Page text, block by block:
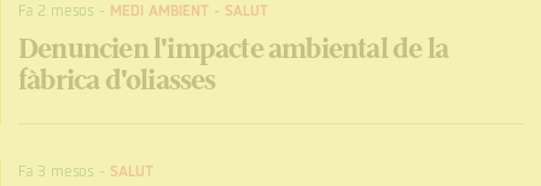
Fa 2 mesos - MEDI AMBIENT - SALUT
Denuncien l'impacte ambiental de la
fàbrica d'oliasses
Fa 3 mesos - SALUT